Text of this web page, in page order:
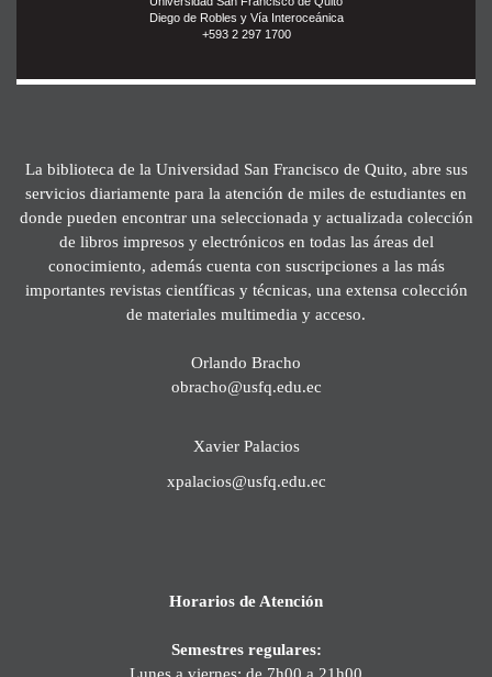
Diego de Robles y Vía Interoceánica
+593 2 297 1700
La biblioteca de la Universidad San Francisco de Quito, abre sus
servicios diariamente para la atención de miles de estudiantes en
donde pueden encontrar una seleccionada y actualizada colección
de libros impresos y electrónicos en todas las áreas del
conocimiento, además cuenta con suscripciones a las más
importantes revistas científicas y técnicas, una extensa colección
de materiales multimedia y acceso.
Orlando Bracho
obracho@usfq.edu.ec
Xavier Palacios
xpalacios@usfq.edu.ec
Horarios de Atención
Semestres regulares:
Lunes a viernes: de 7h00 a 21h00